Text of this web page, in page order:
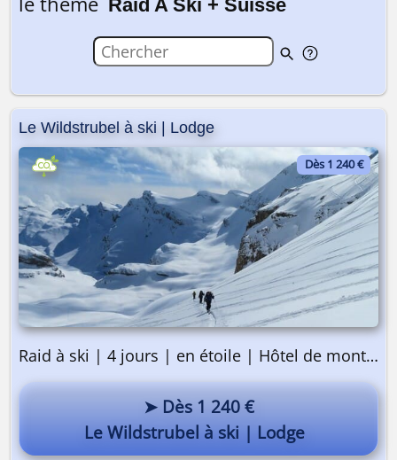
Raid A Ski + Suisse
Le Wildstrubel à ski | Lodge
Dès 1 240 €
Raid à ski | 4 jours | en étoile | Hôtel de montagne
➤ Dès 1 240 €
Le Wildstrubel à ski | Lodge